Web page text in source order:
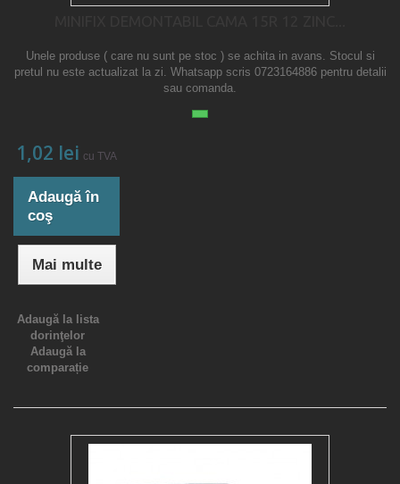
Unele produse ( care nu sunt pe stoc ) se achita in avans. Stocul si
pretul nu este actualizat la zi. Whatsapp scris 0723164886 pentru detalii
sau comanda.
1,02 lei cu TVA
Adaugă în
coş
Mai multe
Adaugă la lista
dorinţelor
Adaugă la
comparație